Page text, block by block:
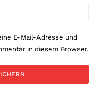
E-Mail-Adresse und
in diesem Browser.